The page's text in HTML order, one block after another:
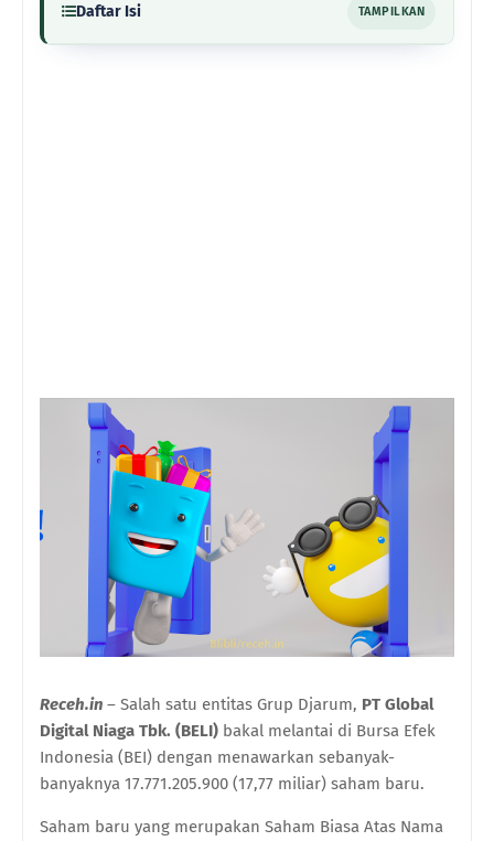
Daftar Isi TAMPILKAN
Receh.in – Salah satu entitas Grup Djarum, PT Global
Digital Niaga Tbk. (BELI) bakal melantai di Bursa Efek
Indonesia (BEI) dengan menawarkan sebanyak-
banyaknya 17.771.205.900 (17,77 miliar) saham baru.
Saham baru yang merupakan Saham Biasa Atas Nama